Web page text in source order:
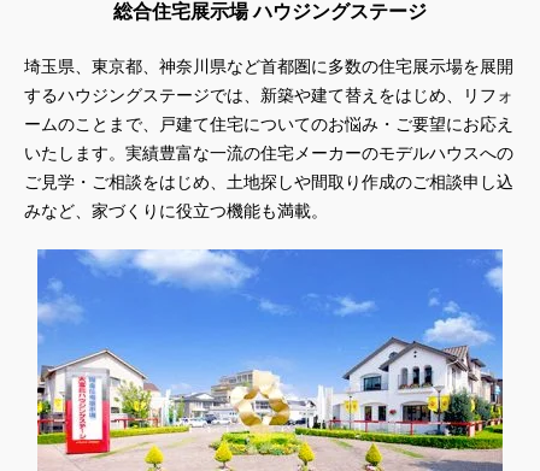
総合住宅展示場 ハウジングステージ
埼玉県、東京都、神奈川県など首都圏に多数の住宅展示場を展開
するハウジングステージでは、新築や建て替えをはじめ、リフォ
ームのことまで、戸建て住宅についてのお悩み・ご要望にお応え
いたします。実績豊富な一流の住宅メーカーのモデルハウスへの
ご見学・ご相談をはじめ、土地探しや間取り作成のご相談申し込
みなど、家づくりに役立つ機能も満載。